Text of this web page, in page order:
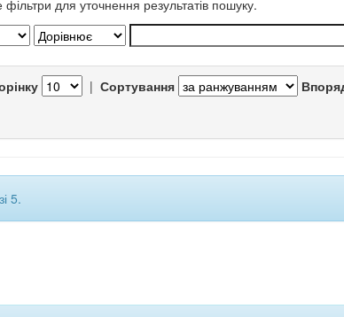
фільтри для уточнення результатів пошуку.
| Сортування
5.